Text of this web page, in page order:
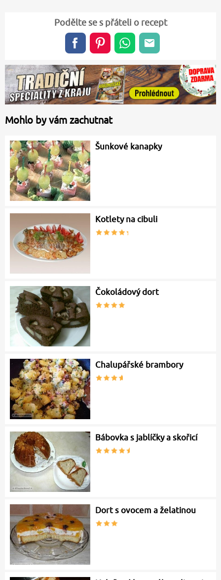
Podělte se s přáteli o recept
Mohlo by vám zachutnat
Šunkové kanapky
Kotlety na cibuli
Čokoládový dort
Chalupářské brambory
Bábovka s jablíčky a skořicí
Dort s ovocem a želatinou